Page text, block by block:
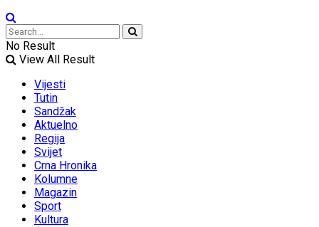
No Result
View All Result
Vijesti
Tutin
Sandžak
Aktuelno
Regija
Svijet
Crna Hronika
Kolumne
Magazin
Sport
Kultura